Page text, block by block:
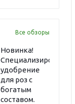
Все обзоры
Новинка!
Специализированное
удобрение
для роз с
богатым
составом.